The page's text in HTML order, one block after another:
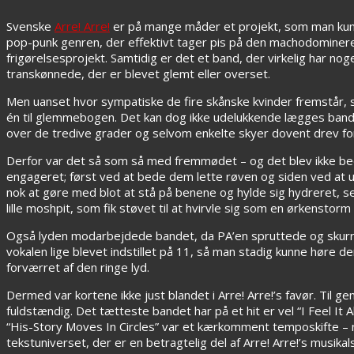
Svenske Arre! Arre! er på mange måder et projekt, som man
pop-punk genren, der effektivt tager pis på den
frigørelsesprojekt. Samtidig er det et band, der virkelig har
transkønnede, der er blevet glemt eller overset.
Men uanset hvor sympatiske de fire skånske kvinder
én til glemmebogen. Det kan dog ikke udelukkende lægges
over de tredive grader og selvom enkelte skyer dovent drev
Derfor var det så som så med fremmødet – og det blev ikke
engageret; først ved at bede dem lette røven og siden ved at
nok at gøre med blot at stå på benene og hylde sig hydreret,
lille moshpit, som fik støvet til at hvirvle sig som en ørkenstorm
Også lyden modarbejdede bandet, da PA’en spruttede og
vokalen lige blevet indstillet på 11, så man stadig kunne høre
forværret af den ringe lyd.
Dermed var kortene ikke just blandet i Arre! Arre!’s favør. Til
fuldstændig. Det tætteste bandet har på et hit er vel “I Feel It
“His-Story Moves In Circles” var et kærkomment temposkifte
tekstuniverset, der er en betragtelig del af Arre! Arre!’s